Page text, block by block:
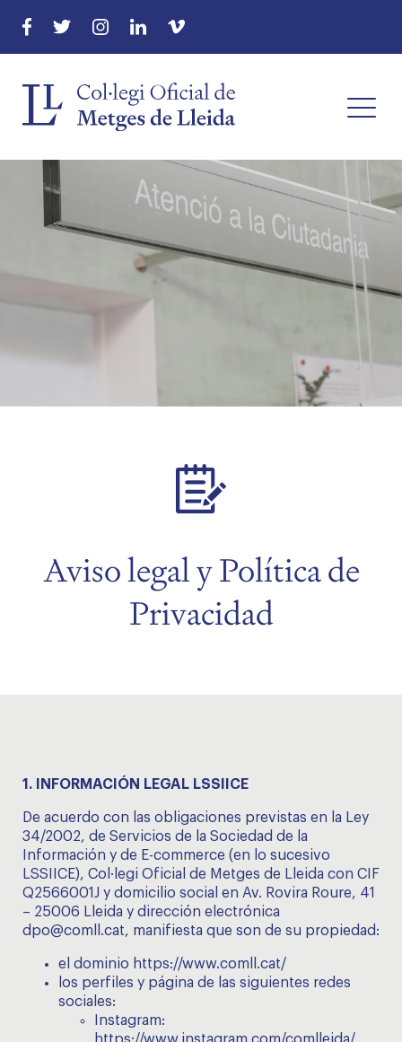
Aviso legal y Política de
Privacidad
1. INFORMACIÓN LEGAL LSSIICE
De acuerdo con las obligaciones previstas en la Ley
34/2002, de Servicios de la Sociedad de la
Información y de E-commerce (en lo sucesivo
LSSIICE), Col·legi Oficial de Metges de Lleida con CIF
Q2566001J y domicilio social en Av. Rovira Roure, 41
– 25006 Lleida y dirección electrónica
dpo@comll.cat, manifiesta que son de su propiedad:
el dominio https://www.comll.cat/
los perfiles y página de las siguientes redes
sociales:
Instagram: